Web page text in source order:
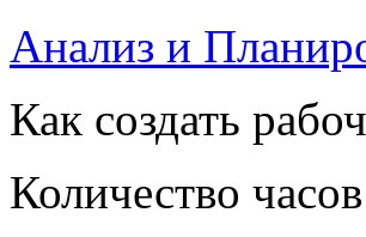
Анализ и
Как создать
Количество